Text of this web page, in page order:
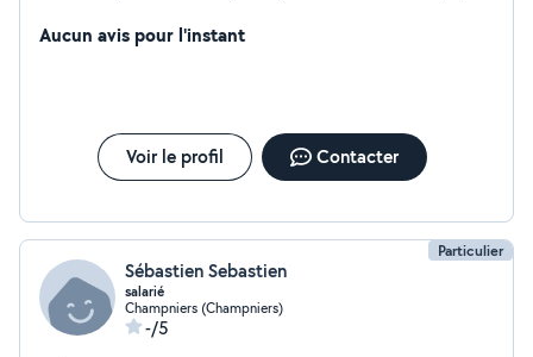
un grand groupe basé à Angoulême, j'apporte une
Aucun avis pour l'instant
Voir le profil Contacter
Particulier
Sébastien Sebastien
salarié
Champniers (Champniers)
-/5